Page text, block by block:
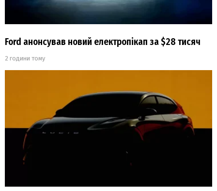
Ford анонсував новий електропікап за $28 тисяч
2 години тому